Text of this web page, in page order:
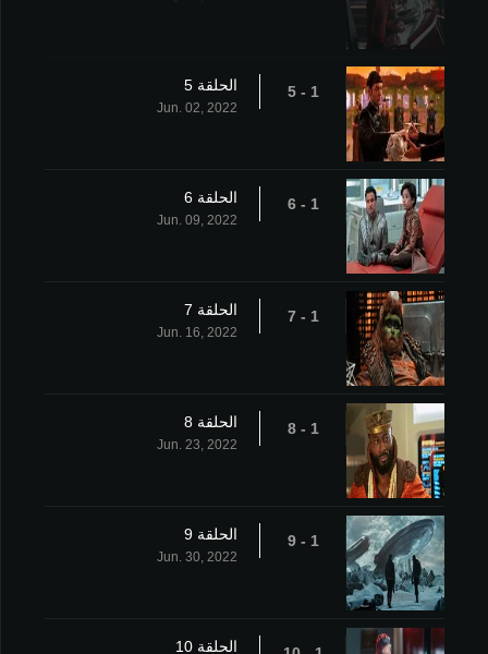
1 - 5 الحلقة 5
Jun. 02, 2022
1 - 6 الحلقة 6
Jun. 09, 2022
1 - 7 الحلقة 7
Jun. 16, 2022
1 - 8 الحلقة 8
Jun. 23, 2022
1 - 9 الحلقة 9
Jun. 30, 2022
الحلقة 10